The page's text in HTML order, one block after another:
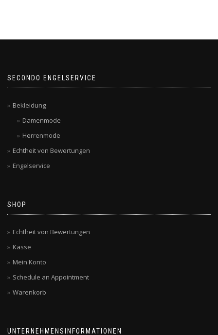
SECONDO ENGELSERVICE
Bekleidung
Damenmode
Herrenmode
Echtheit von Bewertungen
Engelservice
SHOP
Echtheit von Bewertungen
Kasse
Mein Konto
Schedule an Appointment
Warenkorb
UNTERNEHMENSINFORMATIONEN